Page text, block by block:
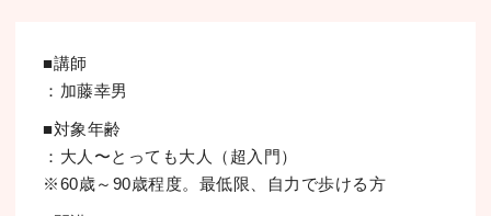
■講師
：加藤幸男
■対象年齢
：⼤⼈〜とっても⼤⼈（超⼊⾨）
※60歳～90歳程度。最低限、自力で歩ける方